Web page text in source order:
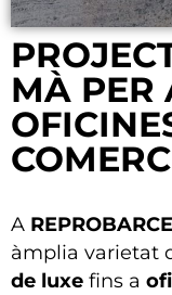
MÀ PER
A
àmplia varietat
de luxe fins a